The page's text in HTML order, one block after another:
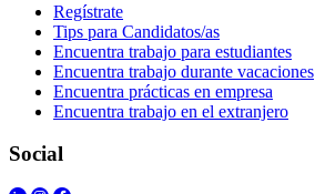
Regístrate
Tips para Candidatos/as
Encuentra trabajo para estudiantes
Encuentra trabajo durante vacaciones
Encuentra prácticas en empresa
Encuentra trabajo en el extranjero
Social